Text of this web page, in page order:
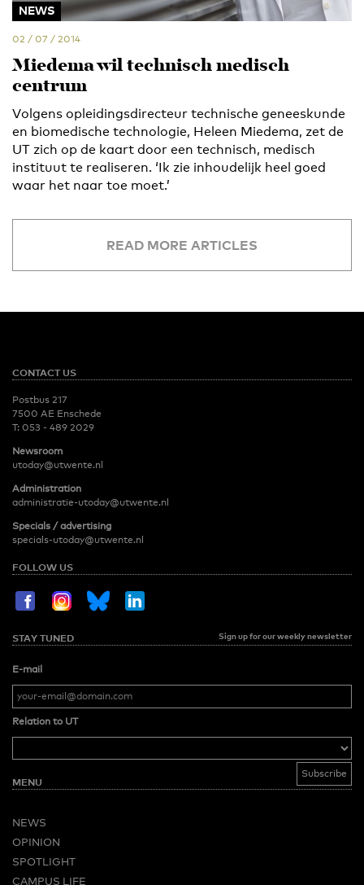
NEWS
02 / 07 / 2014
Miedema wil technisch medisch
centrum
Volgens opleidingsdirecteur technische geneeskunde
en biomedische technologie, Heleen Miedema, zet de
UT zich op de kaart door een technisch, medisch
instituut te realiseren. ‘Ik zie inhoudelijk heel goed
waar het naar toe moet.’
READ MORE ARTICLES
CONTACT US
Postbus 217
7500 AE Enschede
T: 053 - 489 2029
Newsroom
utoday@utwente.nl
Administration
administratie-utoday@utwente.nl
Specials / advertising
specials-utoday@utwente.nl
FOLLOW US
STAY TUNED Sign up for our weekly newsletter
E-mail
Relation to UT
MENU
NEWS
OPINION
SPOTLIGHT
CAMPUS LIFE